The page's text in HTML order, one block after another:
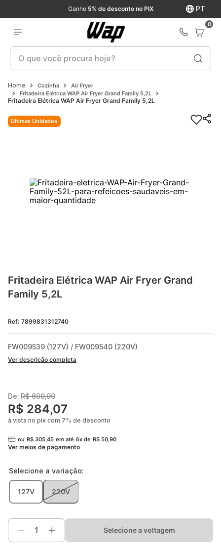
PT
Ganhe 5% de desconto no PIX
0
O que você procura hoje?
Cozinha
Air Fryer
Fritadeira Elétrica WAP Air Fryer Grand Family 5,2L
Fritadeira Elétrica WAP Air Fryer Grand Family 5,2L
Últimas Unidades
Últimas Unidades
Fritadeira Elétrica WAP Air Fryer Grand
Family 5,2L
Ref: 7899831312740
FW009539 (127V) / FW009540 (220V)
Ver descrição completa
De:R$ 699,90
R$ 284,07
à vista no pix com 7% de desconto
ou R$ 305 45 em até 6x de R$ 50 90
Ver meios de pagamento
Selecione a variação:
127V 220V
Selecione a voltagem